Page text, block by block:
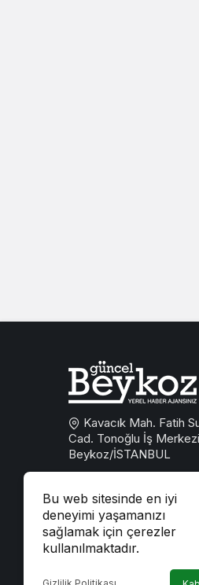
Bu web sitesinde en iyi
deneyimi yaşamanızı
sağlamak için çerezler
kullanılmaktadır.
Kavacık Mah. Fatih
Cad. Tonoğlu İş
Beykoz/İSTANBUL